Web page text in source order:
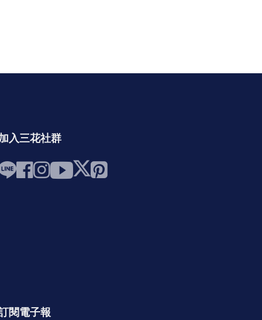
入三花社群
閱電子報